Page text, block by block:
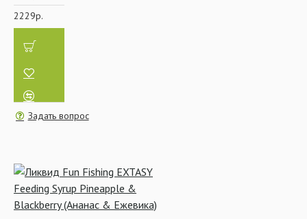
Леска и Шок-Лидер
2229р.
Задать вопрос